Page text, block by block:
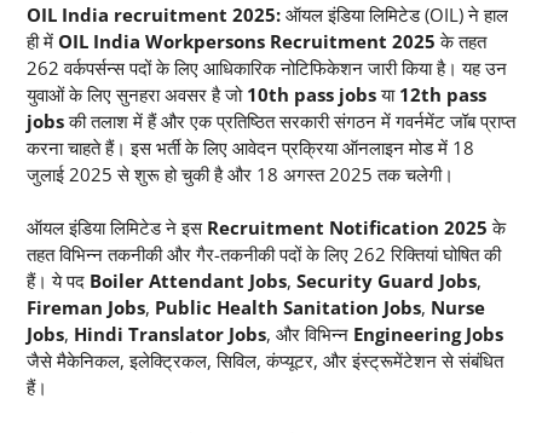
OIL India recruitment 2025: ऑयल इंडिया लिमिटेड (OIL) ने हाल
ही में OIL India Workpersons Recruitment 2025 के तहत
262 वर्कपर्सन्स पदों के लिए आधिकारिक नोटिफिकेशन जारी किया है। यह उन
युवाओं के लिए सुनहरा अवसर है जो 10th pass jobsया 12th pass
jobsकी तलाश में हैं और एक प्रतिष्ठित सरकारी संगठन में गवर्नमेंट जॉब प्राप्त
करना चाहते हैं। इस भर्ती के लिए आवेदन प्रक्रिया ऑनलाइन मोड में 18
जुलाई 2025 से शुरू हो चुकी है और 18 अगस्त 2025 तक चलेगी।
ऑयल इंडिया लिमिटेड ने इस Recruitment Notification 2025 के
तहत विभिन्न तकनीकी और गैर-तकनीकी पदों के लिए 262 रिक्तियां घोषित की
हैं। ये पद Boiler Attendant Jobs, Security Guard Jobs,
Fireman Jobs, Public Health Sanitation Jobs, Nurse
Jobs, Hindi Translator Jobs, और विभिन्न Engineering Jobs
जैसे मैकेनिकल, इलेक्ट्रिकल, सिविल, कंप्यूटर, और इंस्ट्रूमेंटेशन से संबंधित
हैं।